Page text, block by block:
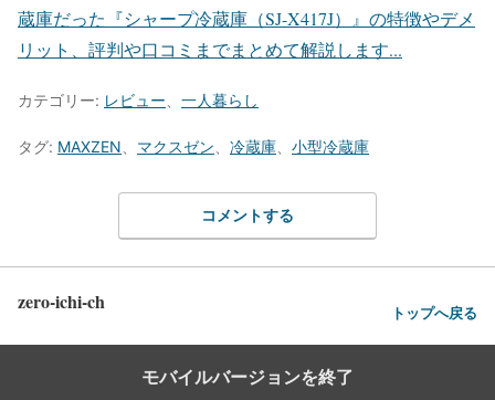
蔵庫だった 『シャープ冷蔵庫（SJ-X417J）』の特徴やデメ
リット、評判や口コミまでまとめて解説します...
カテゴリー: レビュー 一人暮らし
タグ: MAXZEN マクスゼン 冷蔵庫 小型冷蔵庫
コメントする
zero-ichi-ch トップへ戻る
モバイルバージョンを終了